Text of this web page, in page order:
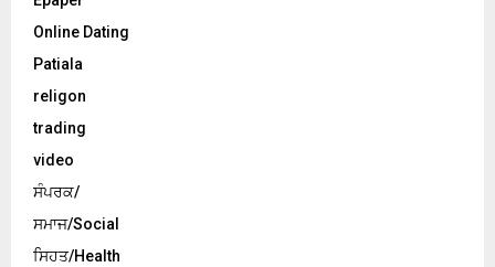
Online Dating
Patiala
religon
trading
video
ਸੰਪਰਕ/
ਸਮਾਜ/Social
ਸਿਹਤ/Health